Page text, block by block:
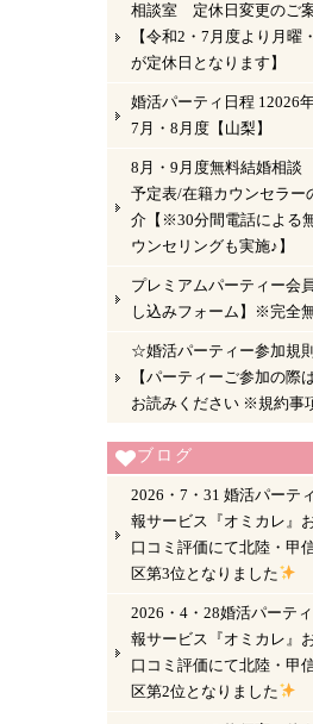
相談室 定休日変更のご
【令和2・7月度より月曜
が定休日となります】
婚活パーティ日程 12026
7月・8月度【山梨】
8月・9月度無料結婚相
予定表/在籍カウンセラー
介【※30分間電話による
ウンセリングも実施♪】
プレミアムパーティー会
し込みフォーム】※完全
☆婚活パーティー参加規
【パーティーご参加の際
お読みください ※規約事
ブログ
2026・7・31 婚活パーテ
報サービス『オミカレ』
口コミ評価にて北陸・甲
区第3位となりました
2026・4・28婚活パーテ
報サービス『オミカレ』
口コミ評価にて北陸・甲
区第2位となりました